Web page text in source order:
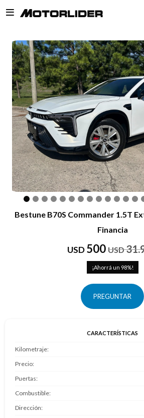

Bestune B70S Commander 1.5T
Financia
USD 500 USD
98
PREGUNTAR
CARACTERÍSTICAS
Kilometraje
Precio
Puertas
Combustible
Dirección